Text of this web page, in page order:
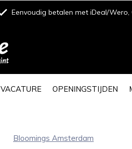
VACATURE OPENINGSTIJDEN
Eenvoudig betalen met iDeal/
Bloomings Amsterdam